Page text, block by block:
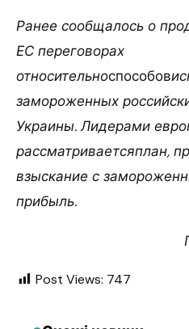
Ранее сообщалось о
ЕС переговорах
относительноспособов
замороженных
Украины. Лидерами
рассматриваетсяплан,
взыскание с
прибыль.
Post Views: 747